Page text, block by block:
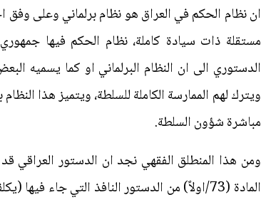
مستقلة ذات سيادة كاملة، نظام الحكم فيها
الدستوري الى ان النظام البرلماني او كما يسميه
ويترك لهم الممارسة الكاملة للسلطة، ويتميز هذا
مباشرة شؤون السلطة.
ومن هذا المنطلق الفقهي نجد ان الدستور
المادة (73/اولاً) من الدستور النافذ التي